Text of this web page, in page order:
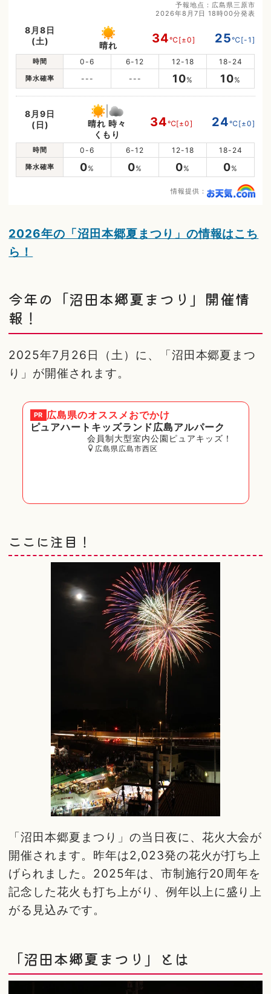
予報地点：広島県三原市
2026年8月7日 18時00分発表
8月8日
(土)
晴れ 34℃[±0] 25℃[-1]
時間 0-6 6-12 12-18 18-24
降水確率 --- --- 10% 10%
8月9日
(日)
晴れ 時々
くもり
34℃[±0] 24℃[±0]
時間 0-6 6-12 12-18 18-24
降水確率 0% 0% 0% 0%
情報提供：
2026年の「沼田本郷夏まつり」の情報はこち
ら！
今年の「沼田本郷夏まつり」開催情
報！
2025年7月26日（土）に、「沼田本郷夏まつ
り」が開催されます。
PR 広島県のオススメおでかけ
ピュアハートキッズランド広島アルパーク
会員制大型室内公園ピュアキッズ！
広島県広島市西区
ここに注目！
「沼田本郷夏まつり」の当日夜に、花火大会が
開催されます。昨年は2,023発の花火が打ち上
げられました。2025年は、市制施行20周年を
記念した花火も打ち上がり、例年以上に盛り上
がる見込みです。
「沼田本郷夏まつり」とは